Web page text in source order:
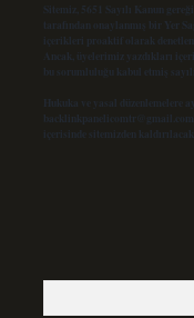
Sitemiz, 5651 Sayılı Kanun
tarafından onaylanmış bir Yer
içerikleri proaktif olarak
Ancak, üyelerimiz yazdıkları
bu sorumluluğu kabul etmiş
Hukuka ve yasal düzenlemelere
backlinkpanelicomtr@gmail.com
içerisinde sitemizden